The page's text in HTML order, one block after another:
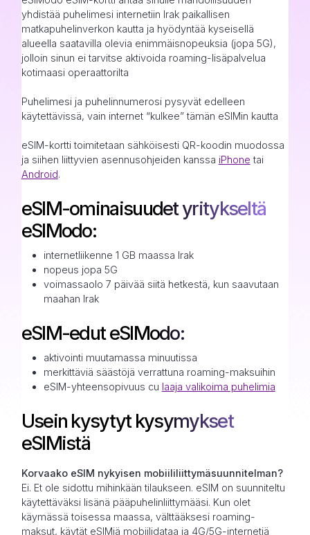
yhdistää puhelimesi internetiin Irak paikallisen
matkapuhelinverkon kautta ja hyödyntää kyseisellä
alueella saatavilla olevia enimmäisnopeuksia (jopa 5G),
jolloin sinun ei tarvitse aktivoida roaming-lisäpalvelua
kotimaasi operaattorilta
Puhelimesi ja puhelinnumerosi pysyvät edelleen
käytettävissä, vain internet “kulkee” tämän eSIMin kautta
eSIM-kortti toimitetaan sähköisesti QR-koodin muodossa
ja siihen liittyvien asennusohjeiden kanssa iPhone tai
Android.
eSIM-ominaisuudet yritykseltä
eSIModo:
internetliikenne 1 GB maassa Irak
nopeus jopa 5G
voimassaolo 7 päivää siitä hetkestä, kun saavutaan
maahan Irak
eSIM-edut eSIModo:
aktivointi muutamassa minuutissa
merkittäviä säästöjä verrattuna roaming-maksuihin
eSIM-yhteensopivuus cu laaja valikoima puhelimia
Usein kysytyt kysymykset
eSIMistä
Korvaako eSIM nykyisen mobiililiittymäsuunnitelman?
Ei. Et ole sidottu mihinkään tilaukseen. eSIM on suunniteltu
käytettäväksi lisänä pääpuhelinliittymääsi. Kun olet
käymässä toisessa maassa, välttääksesi roaming-
maksut, käytät eSIMiä mobiilidataa ja 4G/5G-internetiä